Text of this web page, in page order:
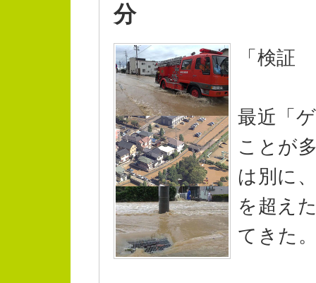
分
「検証
最近「
ことが
は別に
を超え
てきた